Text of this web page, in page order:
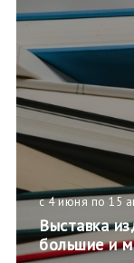
с 4 июня по 15
Выставка
большие и